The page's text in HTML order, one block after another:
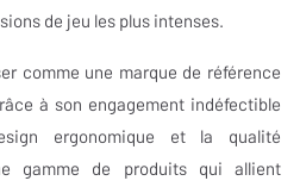
de jeu les plus intenses.
comme une marque de référence
à son engagement indéfectible
ergonomique et la qualité
gamme de produits qui allient